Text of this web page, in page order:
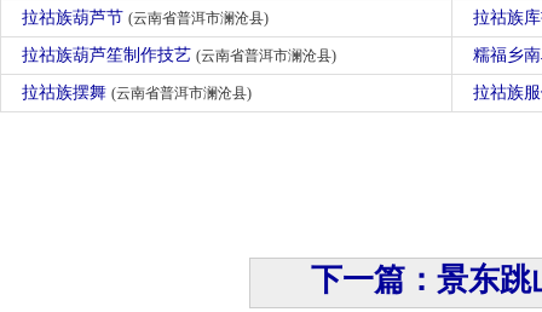
拉祜族葫芦节 (云南省普洱市澜沧县) 拉祜族
拉祜族葫芦笙制作技艺 (云南省普洱市澜沧县) 糯福乡
拉祜族摆舞 (云南省普洱市澜沧县) 拉祜族
下一篇：景东跳